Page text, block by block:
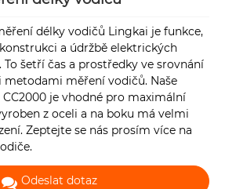
délky vodičů Lingkai je funkce,
a údržbě elektrických
To šetří čas a prostředky ve srovnání
měření vodičů. Naše
je vhodné pro maximální
z oceli a na boku má velmi
Zeptejte se nás prosím více na
Odeslat dotaz